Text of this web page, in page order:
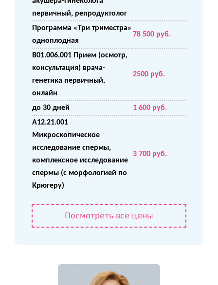
первичный, репродуктолог
Программа «Три триместра»
одноплодная
78 500 руб.
B01.006.001 Прием (осмотр,
консультация) врача-
генетика первичный,
онлайн
2500 руб.
до 30 дней
1 600 руб.
A12.21.001
Микроскопическое
исследование спермы,
комплексное исследование
спермы (с морфологией по
Крюгеру)
3 700 руб.
Посмотреть все цены